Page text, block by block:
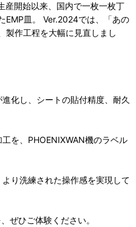
開始以来、国内で一枚一枚丁
EMP皿。 Ver.2024では、「あの
製作工程を大幅に見直しまし
化し、シートの貼付精度、耐久
を、PHOENIXWAN機のラベル
り洗練された操作感を実現して
ぜひご体験ください。